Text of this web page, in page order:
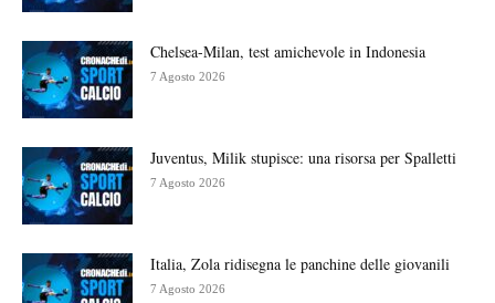
Chelsea-Milan, test amichevole in Indonesia
7 Agosto 2026
Juventus, Milik stupisce: una risorsa per Spalletti
7 Agosto 2026
Italia, Zola ridisegna le panchine delle giovanili
7 Agosto 2026